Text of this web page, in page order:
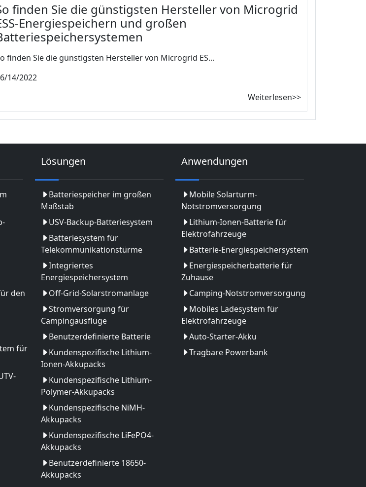
finden Sie die günstigsten Hersteller von Microgrid
Energiespeichern und großen
finden Sie die günstigsten Hersteller von Microgrid ES...
14/2022
Weiterlesen>>
den
für
Lösungen
Batteriespeicher im großen
Maßstab
USV-Backup-Batteriesystem
Batteriesystem für
Telekommunikationstürme
Integriertes
Energiespeichersystem
Off-Grid-Solarstromanlage
Stromversorgung für
Campingausflüge
Benutzerdefinierte Batterie
Kundenspezifische Lithium-
Ionen-Akkupacks
Kundenspezifische Lithium-
Polymer-Akkupacks
Kundenspezifische NiMH-
Akkupacks
Kundenspezifische LiFePO4-
Akkupacks
Benutzerdefinierte 18650-
Akkupacks
Anwendungen
Mobile Solarturm-
Notstromversorgung
Lithium-Ionen-Batterie für
Elektrofahrzeuge
Batterie-Energiespeichersystem
Energiespeicherbatterie für
Zuhause
Camping-Notstromversorgung
Mobiles Ladesystem für
Elektrofahrzeuge
Auto-Starter-Akku
Tragbare Powerbank